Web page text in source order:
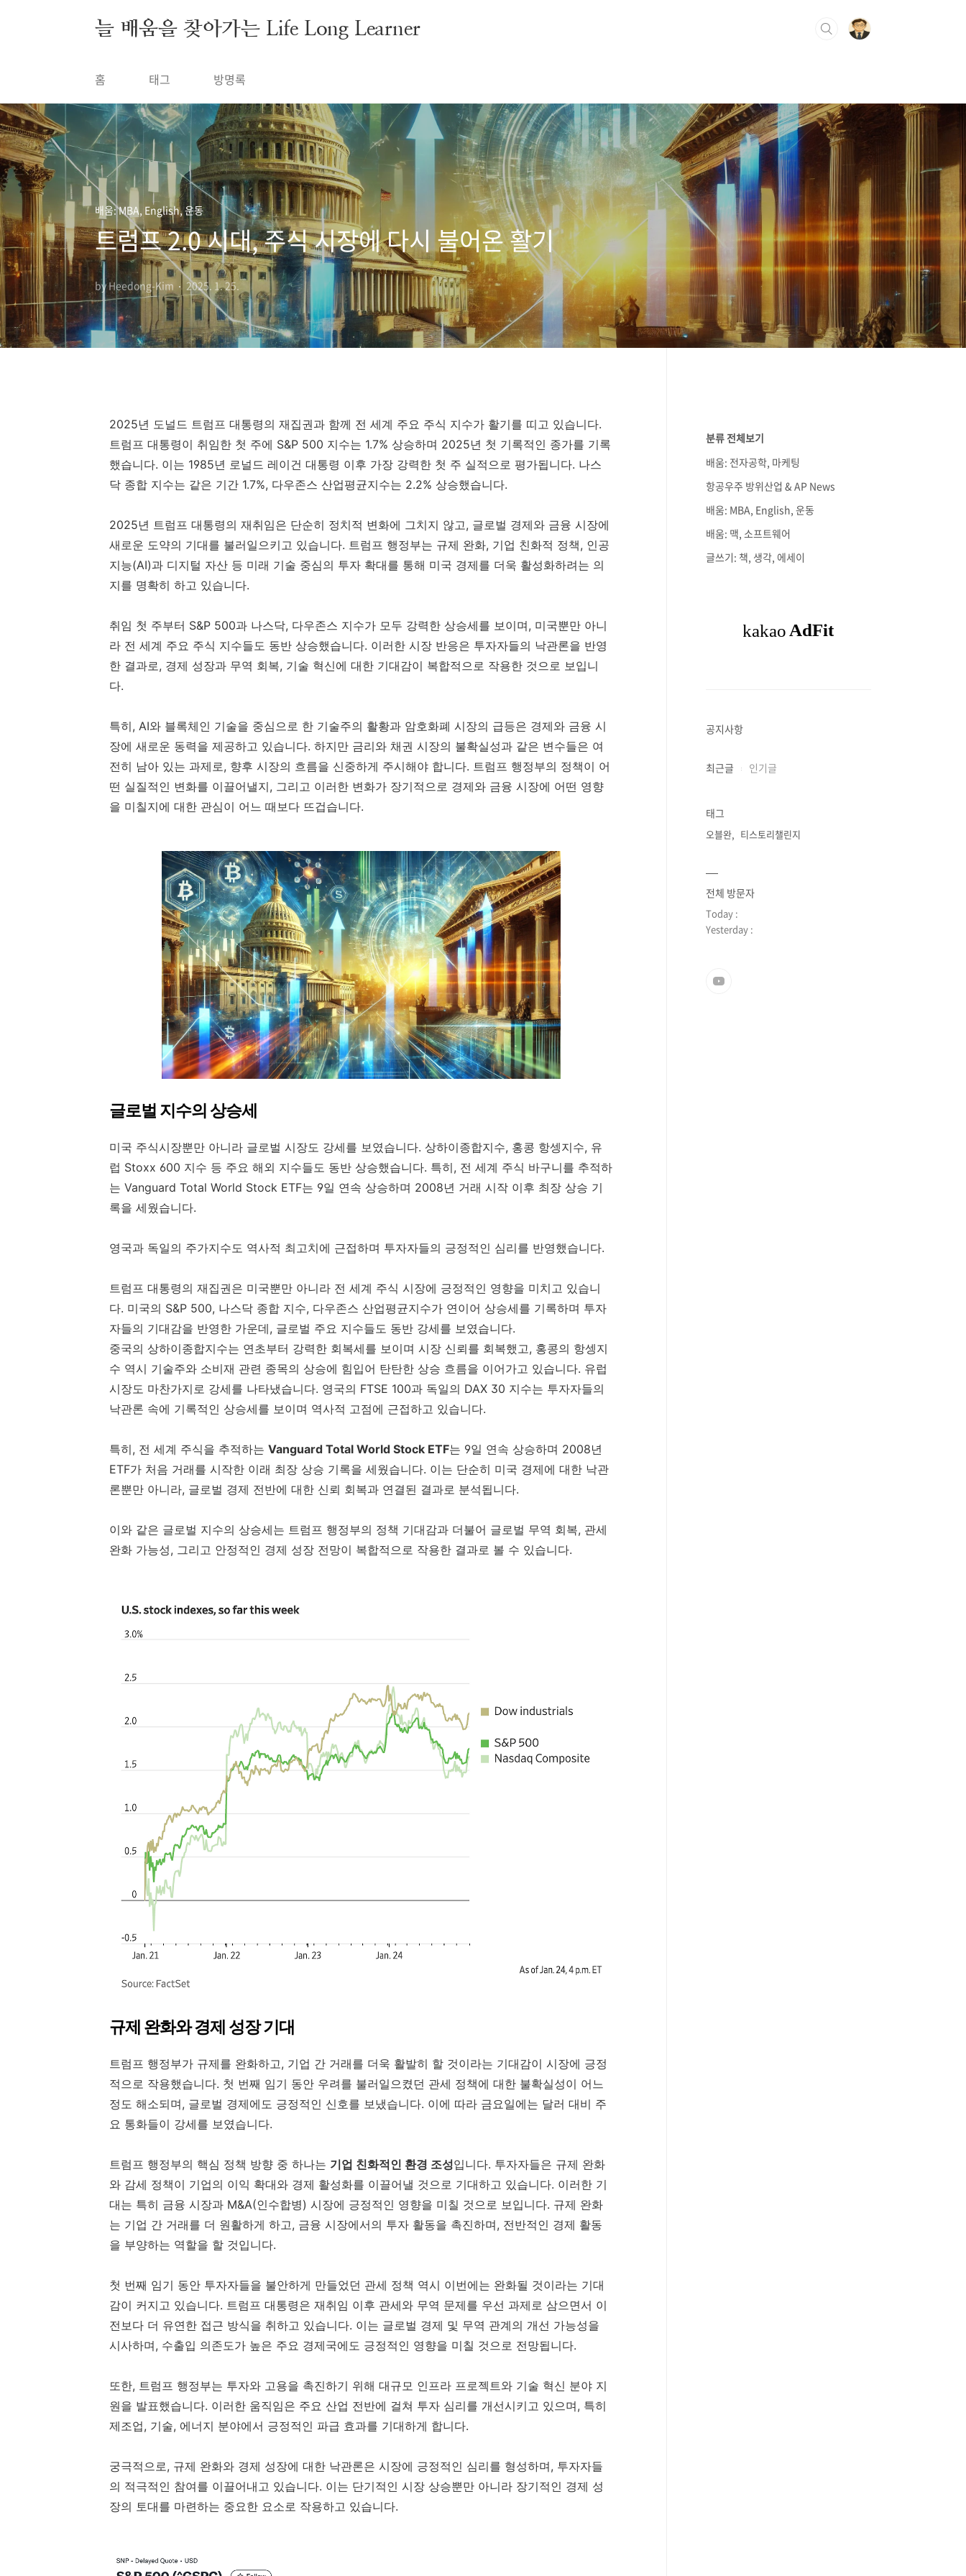
늘 배움을 찾아가는 Life Long Learner
홈 태그 방명록
배움: MBA, English, 운동
트럼프 2.0 시대, 주식 시장에 다시 불어온 활기
by Heedong-Kim 2025. 1. 25.
2025년 도널드 트럼프 대통령의 재집권과 함께 전 세계 주요 주식 지수가 활기를 띠고 있습니다.
트럼프 대통령이 취임한 첫 주에 S&P 500 지수는 1.7% 상승하며 2025년 첫 기록적인 종가를 기록
했습니다. 이는 1985년 로널드 레이건 대통령 이후 가장 강력한 첫 주 실적으로 평가됩니다. 나스
닥 종합 지수는 같은 기간 1.7%, 다우존스 산업평균지수는 2.2% 상승했습니다.
2025년 트럼프 대통령의 재취임은 단순히 정치적 변화에 그치지 않고, 글로벌 경제와 금융 시장에
새로운 도약의 기대를 불러일으키고 있습니다. 트럼프 행정부는 규제 완화, 기업 친화적 정책, 인공
지능(AI)과 디지털 자산 등 미래 기술 중심의 투자 확대를 통해 미국 경제를 더욱 활성화하려는 의
지를 명확히 하고 있습니다.
취임 첫 주부터 S&P 500과 나스닥, 다우존스 지수가 모두 강력한 상승세를 보이며, 미국뿐만 아니
라 전 세계 주요 주식 지수들도 동반 상승했습니다. 이러한 시장 반응은 투자자들의 낙관론을 반영
한 결과로, 경제 성장과 무역 회복, 기술 혁신에 대한 기대감이 복합적으로 작용한 것으로 보입니
다.
특히, AI와 블록체인 기술을 중심으로 한 기술주의 활황과 암호화폐 시장의 급등은 경제와 금융 시
장에 새로운 동력을 제공하고 있습니다. 하지만 금리와 채권 시장의 불확실성과 같은 변수들은 여
전히 남아 있는 과제로, 향후 시장의 흐름을 신중하게 주시해야 합니다. 트럼프 행정부의 정책이 어
떤 실질적인 변화를 이끌어낼지, 그리고 이러한 변화가 장기적으로 경제와 금융 시장에 어떤 영향
을 미칠지에 대한 관심이 어느 때보다 뜨겁습니다.
글로벌 지수의 상승세
미국 주식시장뿐만 아니라 글로벌 시장도 강세를 보였습니다. 상하이종합지수, 홍콩 항셍지수, 유
럽 Stoxx 600 지수 등 주요 해외 지수들도 동반 상승했습니다. 특히, 전 세계 주식 바구니를 추적하
는 Vanguard Total World Stock ETF는 9일 연속 상승하며 2008년 거래 시작 이후 최장 상승 기
록을 세웠습니다.
영국과 독일의 주가지수도 역사적 최고치에 근접하며 투자자들의 긍정적인 심리를 반영했습니다.
트럼프 대통령의 재집권은 미국뿐만 아니라 전 세계 주식 시장에 긍정적인 영향을 미치고 있습니
다. 미국의 S&P 500, 나스닥 종합 지수, 다우존스 산업평균지수가 연이어 상승세를 기록하며 투자
자들의 기대감을 반영한 가운데, 글로벌 주요 지수들도 동반 강세를 보였습니다.
중국의 상하이종합지수는 연초부터 강력한 회복세를 보이며 시장 신뢰를 회복했고, 홍콩의 항셍지
수 역시 기술주와 소비재 관련 종목의 상승에 힘입어 탄탄한 상승 흐름을 이어가고 있습니다. 유럽
시장도 마찬가지로 강세를 나타냈습니다. 영국의 FTSE 100과 독일의 DAX 30 지수는 투자자들의
낙관론 속에 기록적인 상승세를 보이며 역사적 고점에 근접하고 있습니다.
특히, 전 세계 주식을 추적하는 Vanguard Total World Stock ETF는 9일 연속 상승하며 2008년
ETF가 처음 거래를 시작한 이래 최장 상승 기록을 세웠습니다. 이는 단순히 미국 경제에 대한 낙관
론뿐만 아니라, 글로벌 경제 전반에 대한 신뢰 회복과 연결된 결과로 분석됩니다.
이와 같은 글로벌 지수의 상승세는 트럼프 행정부의 정책 기대감과 더불어 글로벌 무역 회복, 관세
완화 가능성, 그리고 안정적인 경제 성장 전망이 복합적으로 작용한 결과로 볼 수 있습니다.
규제 완화와 경제 성장 기대
트럼프 행정부가 규제를 완화하고, 기업 간 거래를 더욱 활발히 할 것이라는 기대감이 시장에 긍정
적으로 작용했습니다. 첫 번째 임기 동안 우려를 불러일으켰던 관세 정책에 대한 불확실성이 어느
정도 해소되며, 글로벌 경제에도 긍정적인 신호를 보냈습니다. 이에 따라 금요일에는 달러 대비 주
요 통화들이 강세를 보였습니다.
트럼프 행정부의 핵심 정책 방향 중 하나는 기업 친화적인 환경 조성입니다. 투자자들은 규제 완화
와 감세 정책이 기업의 이익 확대와 경제 활성화를 이끌어낼 것으로 기대하고 있습니다. 이러한 기
대는 특히 금융 시장과 M&A(인수합병) 시장에 긍정적인 영향을 미칠 것으로 보입니다. 규제 완화
는 기업 간 거래를 더 원활하게 하고, 금융 시장에서의 투자 활동을 촉진하며, 전반적인 경제 활동
을 부양하는 역할을 할 것입니다.
첫 번째 임기 동안 투자자들을 불안하게 만들었던 관세 정책 역시 이번에는 완화될 것이라는 기대
감이 커지고 있습니다. 트럼프 대통령은 재취임 이후 관세와 무역 문제를 우선 과제로 삼으면서 이
전보다 더 유연한 접근 방식을 취하고 있습니다. 이는 글로벌 경제 및 무역 관계의 개선 가능성을
시사하며, 수출입 의존도가 높은 주요 경제국에도 긍정적인 영향을 미칠 것으로 전망됩니다.
또한, 트럼프 행정부는 투자와 고용을 촉진하기 위해 대규모 인프라 프로젝트와 기술 혁신 분야 지
원을 발표했습니다. 이러한 움직임은 주요 산업 전반에 걸쳐 투자 심리를 개선시키고 있으며, 특히
제조업, 기술, 에너지 분야에서 긍정적인 파급 효과를 기대하게 합니다.
궁극적으로, 규제 완화와 경제 성장에 대한 낙관론은 시장에 긍정적인 심리를 형성하며, 투자자들
의 적극적인 참여를 이끌어내고 있습니다. 이는 단기적인 시장 상승뿐만 아니라 장기적인 경제 성
장의 토대를 마련하는 중요한 요소로 작용하고 있습니다.
분류 전체보기
배움: 전자공학, 마케팅
항공우주 방위산업 & AP News
배움: MBA, English, 운동
배움: 맥, 소프트웨어
글쓰기: 책, 생각, 에세이
공지사항
최근글 인기글
태그
오블완 티스토리챌린지
전체 방문자
Today :
Yesterday :